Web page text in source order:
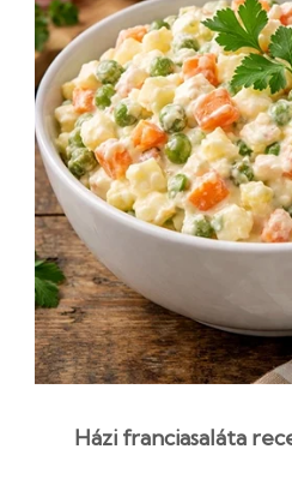
Házi franciasaláta